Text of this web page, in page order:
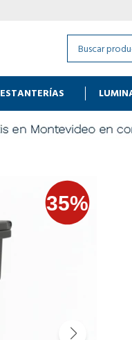
ESTANTERÍAS